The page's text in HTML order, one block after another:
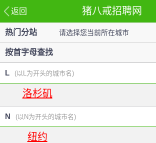
返回 猪八戒招聘网
热门分站 请选择您当前所在城市
按首字母查找
L (以L为开头的城市名)
洛杉矶
N (以N为开头的城市名)
纽约